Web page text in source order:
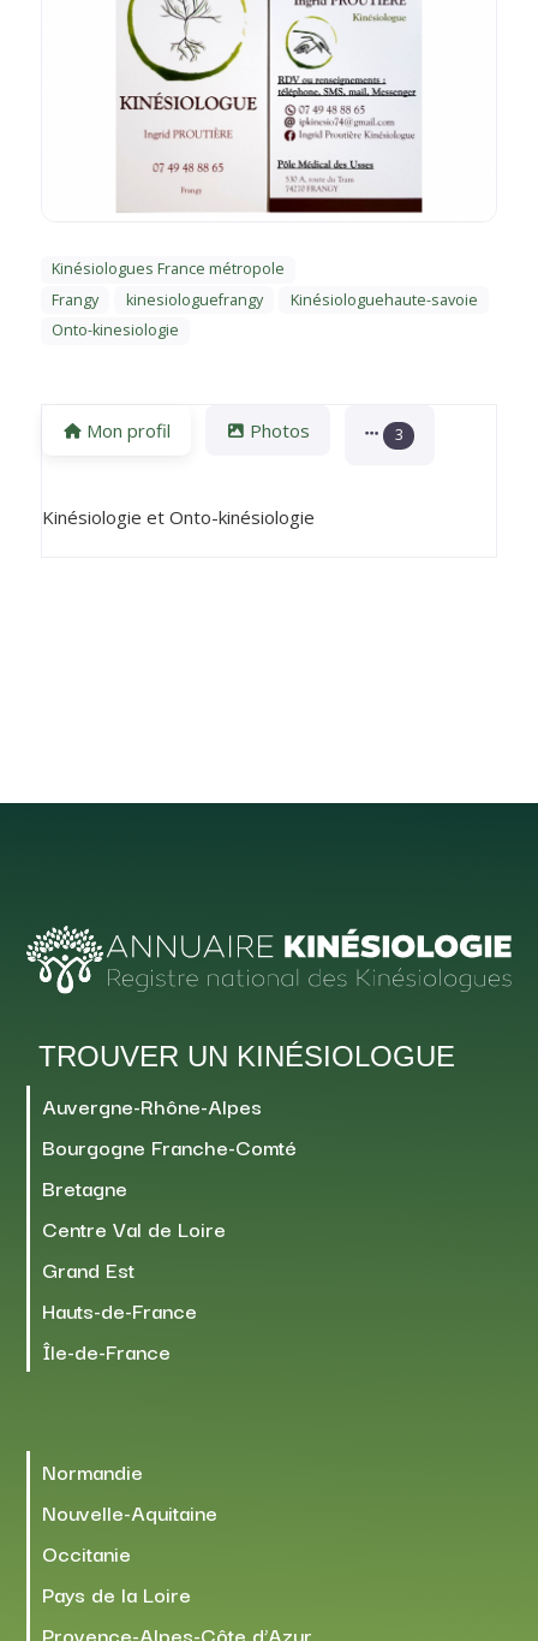
Kinésiologues France métropole
Frangy
kinesiologuefrangy
Kinésiologuehaute-savoie
Onto-kinesiologie
Mon profil Photos 3
Kinésiologie et Onto-kinésiologie
TROUVER UN KINÉSIOLOGUE
Auvergne-Rhône-Alpes
Bourgogne Franche-Comté
Bretagne
Centre Val de Loire
Grand Est
Hauts-de-France
Île-de-France
Normandie
Nouvelle-Aquitaine
Occitanie
Pays de la Loire
Provence-Alpes-Côte d’Azur